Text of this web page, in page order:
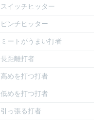
スイッチヒッター
ピンチヒッター
ミートがうまい打者
長距離打者
高めを打つ打者
低めを打つ打者
引っ張る打者